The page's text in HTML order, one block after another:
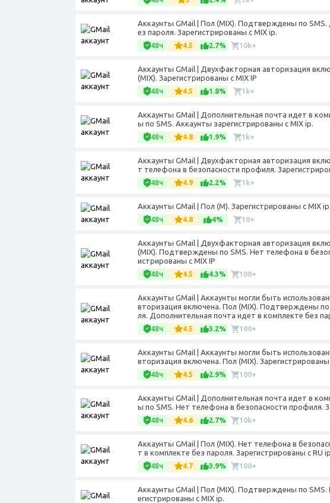
Аккаунты GMail | Пол (МIX). Подтверждены по
ез пароля. Зарегистрированы с MIX ip.
48ч 4.5 2.7% 10k+
Аккаунты GMail | Двухфакторная авторизация
(MIX). Зарегистрированы с MIX IP
48ч 4.5 1.8% 1k+
Аккаунты GMail | Дополнительная почта идет в
ы по SMS. Аккаунты зарегистрированы с MIX ip.
48ч 4.8 1.9% 1k+
Аккаунты GMail | Двухфакторная авторизация
т телефона в безопасности профиля.
48ч 4.9 2.2% 1k+
Аккаунты GMail | Пол (М). Зарегистрированы с MIX ip.
48ч 4.8 4% 10+
Аккаунты GMail | Двухфакторная авторизация
(MIX). Подтверждены по SMS. Нет телефона в
истрированы с MIX IP
48ч 4.5 4.3% 100+
Аккаунты GMail | Аккаунты могли быть
вторизация включена. Пол (MIX). Подтверждены
ля. Дополнительная почта идет в комплекте без
48ч 4.5 3.2% 100+
Аккаунты GMail | Аккаунты могли быть
вторизация включена. Пол (MIX). Зарегистрированы
48ч 4.5 2.9% 100+
Аккаунты GMail | Дополнительная почта идет в
ы по SMS. Нет телефона в безопасности профиля.
48ч 4.6 2.7% 10k+
Аккаунты GMail | Пол (МIX). Нет телефона в
т в комплекте без пароля. Зарегистрированы с RU ip.
48ч 4.7 3.9% 100+
Аккаунты GMail | Пол (MIX). Подтверждены по
егистрированы с MIX ip.